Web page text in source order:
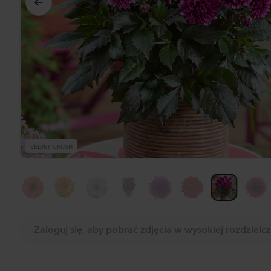
VELVET CRUSH